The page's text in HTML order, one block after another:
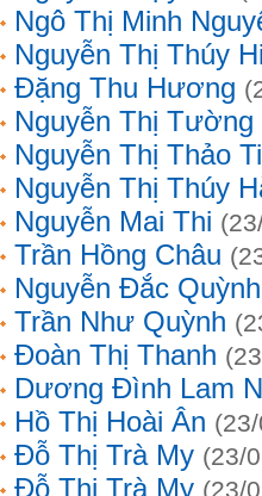
Ngô Thị Minh
Nguyễn Thị Thúy
Đặng Thu Hương
Nguyễn Thị Tường
Nguyễn Thị Thảo
Nguyễn Thị Thúy
Nguyễn Mai Thi
Trần Hồng Châu
Nguyễn Đắc
Trần Như Quỳnh
Đoàn Thị Thanh
Dương Đình Lam
Hồ Thị Hoài Ân
Đỗ Thị Trà My (23/
Đỗ Thị Trà My (23/